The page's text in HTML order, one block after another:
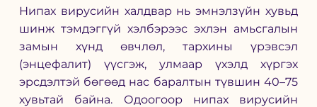
Нипах вирусийн халдвар нь эмнэлзүйн хувьд
шинж тэмдэггүй хэлбэрээс эхлэн амьсгалын
замын хүнд өвчлөл, тархины үрэвсэл
(энцефалит) үүсгэж, улмаар үхэлд хүргэх
эрсдэлтэй бөгөөд нас баралтын түвшин 40–75
хувьтай байна. Одоогоор нипах вирусийн